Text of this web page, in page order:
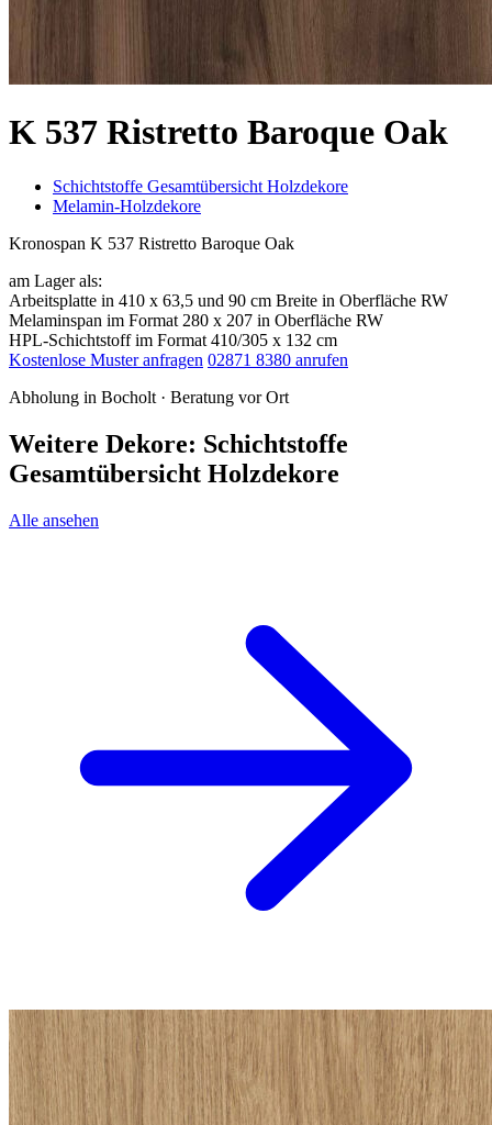
K 537 Ristretto Baroque Oak
Schichtstoffe Gesamtübersicht Holzdekore
Melamin-Holzdekore
Kronospan K 537 Ristretto Baroque Oak
am Lager als:
Arbeitsplatte in 410 x 63,5 und 90 cm Breite in Oberfläche RW
Melaminspan im Format 280 x 207 in Oberfläche RW
HPL-Schichtstoff im Format 410/305 x 132 cm
Kostenlose Muster anfragen 02871 8380 anrufen
Abholung in Bocholt · Beratung vor Ort
Weitere Dekore: Schichtstoffe
Gesamtübersicht Holzdekore
Alle ansehen